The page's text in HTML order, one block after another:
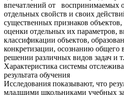
впечатлений от воспринимаемых
отдельных свойств и своих
существенных признаков
оценки отдельных их параметров,
классификации объектов,
конкретизации, осознанию общего
решении различных видов задач и
Характеристика системы
результата обучения
Исследования показывают, что
младшими школьниками учебных